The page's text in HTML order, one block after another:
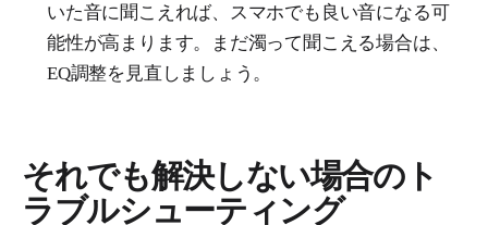
いた音に聞こえれば、スマホでも良い音になる可
能性が高まります。まだ濁って聞こえる場合は、
EQ調整を見直しましょう。
それでも解決しない場合のト
ラブルシューティング